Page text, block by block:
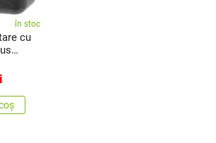
în stoc
cu
8 cm,